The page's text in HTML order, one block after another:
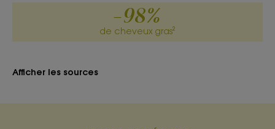
-98%
de cheveux gras²
Afficher les sources